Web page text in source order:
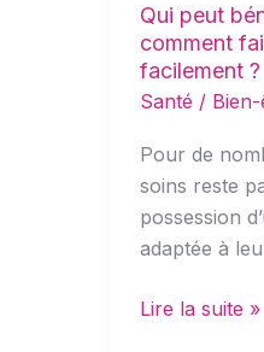
Qui peut
comment
facilement ?
Santé /
Pour de
soins reste
possession
adaptée à
faire
sa
demande
facilement
?
Lire la suite »